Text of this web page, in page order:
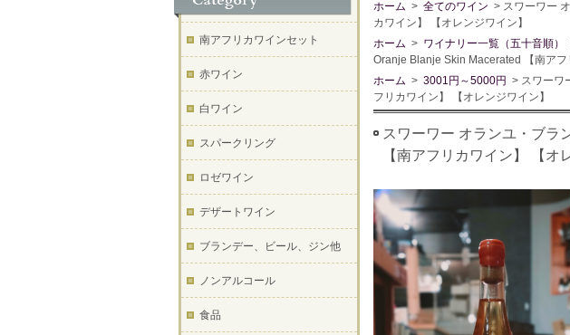
ホーム > 全てのワイン > スワーワー
カワイン】 【オレンジワイン】
ホーム > ワイナリー一覧（五十音順）
Oranje Blanje Skin Macerated 【南アフ
ホーム > 3001円～5000円 > スワーワ
フリカワイン】 【オレンジワイン】
スワーワー オランユ・ブラ
【南アフリカワイン】 【オ
南アフリカワインセット
赤ワイン
白ワイン
スパークリング
ロゼワイン
デザートワイン
ブランデー、ビール、ジン他
ノンアルコール
食品